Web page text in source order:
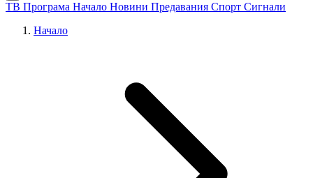
ТВ Програма Начало Новини Предавания Спорт Сигнали
Начало